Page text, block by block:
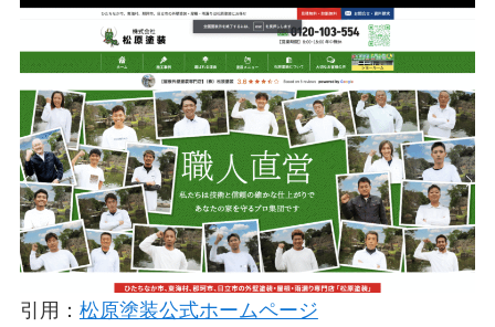
引用： 松原塗装公式ホームページ